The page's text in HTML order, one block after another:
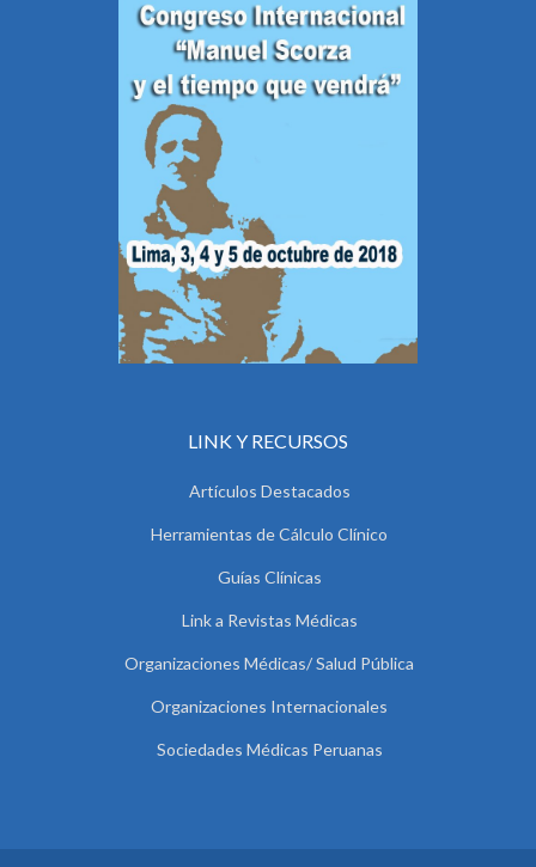
LINK Y RECURSOS
Artículos Destacados
Herramientas de Cálculo Clínico
Guías Clínicas
Link a Revistas Médicas
Organizaciones Médicas/ Salud Pública
Organizaciones Internacionales
Sociedades Médicas Peruanas